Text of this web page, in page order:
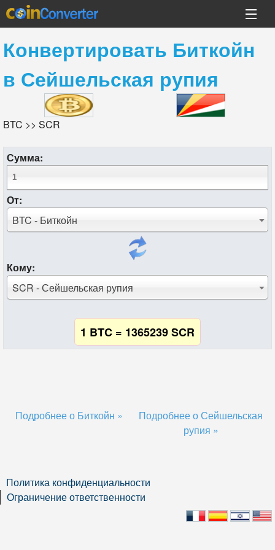
Конвертировать Биткойн
в Сейшельская рупия
BTC >> SCR
Сумма:
От:
BTC - Биткойн
Кому:
SCR - Сейшельская рупия
1 BTC = 1365239 SCR
Подробнее о Биткойн »
Подробнее о Сейшельская
рупия »
Политика конфиденциальности
Ограничение ответственности